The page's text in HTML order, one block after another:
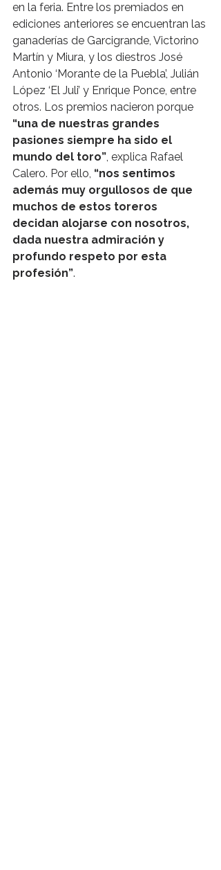
en la feria. Entre los premiados en
ediciones anteriores se encuentran las
ganaderías de Garcigrande, Victorino
Martín y Miura, y los diestros José
Antonio ‘Morante de la Puebla’, Julián
López ‘El Juli’ y Enrique Ponce, entre
otros. Los premios nacieron porque
“una de nuestras grandes
pasiones siempre ha sido el
mundo del toro”, explica Rafael
Calero. Por ello, “nos sentimos
además muy orgullosos de que
muchos de estos toreros
decidan alojarse con nosotros,
dada nuestra admiración y
profundo respeto por esta
profesión”.